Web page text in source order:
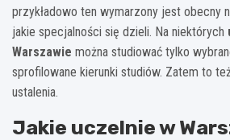
przykładowo ten wymarzony jest obecny
jakie specjalności się dzieli. Na niektórych
Warszawie można studiować tylko
sprofilowane kierunki studiów. Zatem to
ustalenia.
Jakie uczelnie w